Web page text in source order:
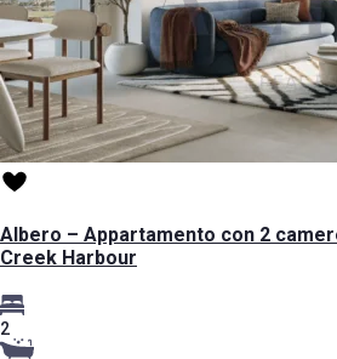
Albero – Appartamento con 2
Creek Harbour
2